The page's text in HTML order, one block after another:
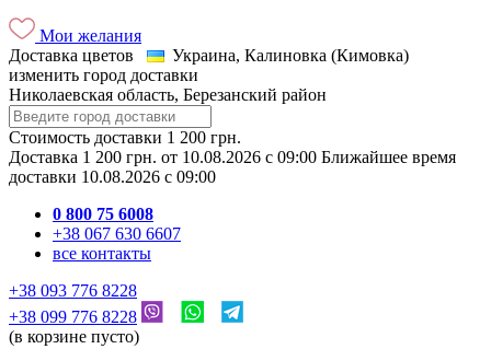
Мои желания
Доставка цветов
Украина, Калиновка (Кимовка)
изменить город доставки
Николаевская область, Березанский район
Стоимость доставки 1 200 грн.
Доставка 1 200 грн. от 10.08.2026 c 09:00 Ближайшее время
доставки 10.08.2026 c 09:00
0 800 75 6008
+38 067 630 6607
все контакты
+38 093 776 8228
+38 099 776 8228
(в корзине пусто)